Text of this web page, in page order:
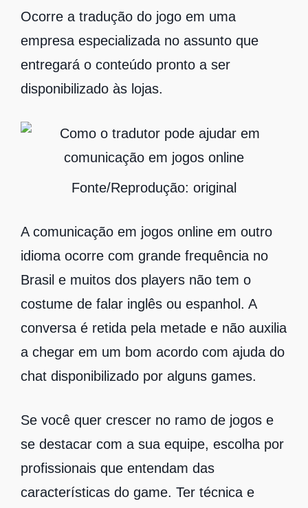
Ocorre a tradução do jogo em uma
empresa especializada no assunto que
entregará o conteúdo pronto a ser
disponibilizado às lojas.
Fonte/Reprodução: original
A comunicação em jogos online em outro
idioma ocorre com grande frequência no
Brasil e muitos dos players não tem o
costume de falar inglês ou espanhol. A
conversa é retida pela metade e não auxilia
a chegar em um bom acordo com ajuda do
chat disponibilizado por alguns games.
Se você quer crescer no ramo de jogos e
se destacar com a sua equipe, escolha por
profissionais que entendam das
características do game. Ter técnica e